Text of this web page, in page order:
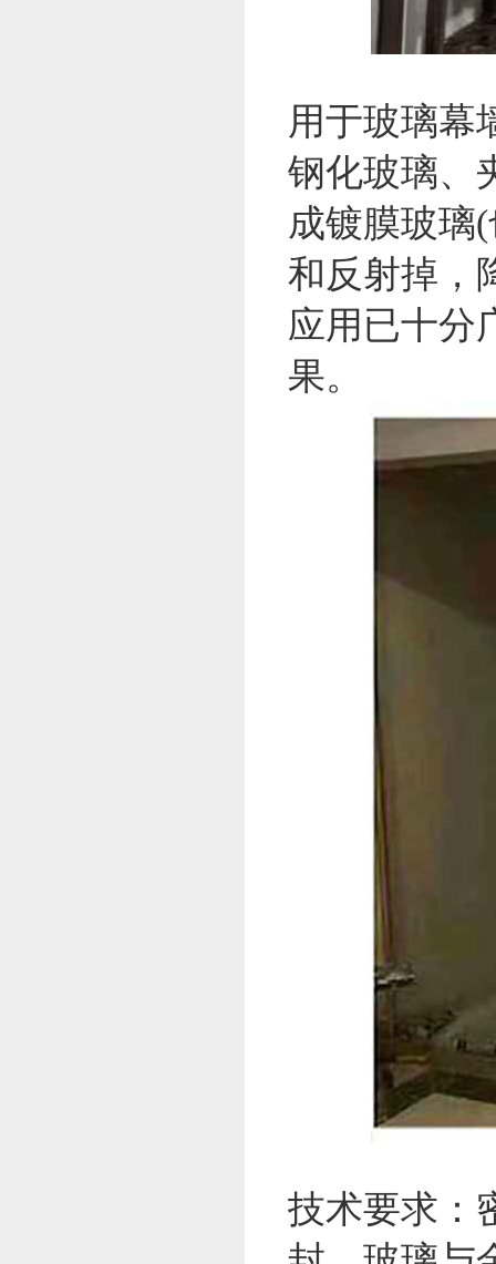
用于玻璃幕
钢化玻璃、
成镀膜玻璃
和反射掉，
应用已十分
果。
技术要求：